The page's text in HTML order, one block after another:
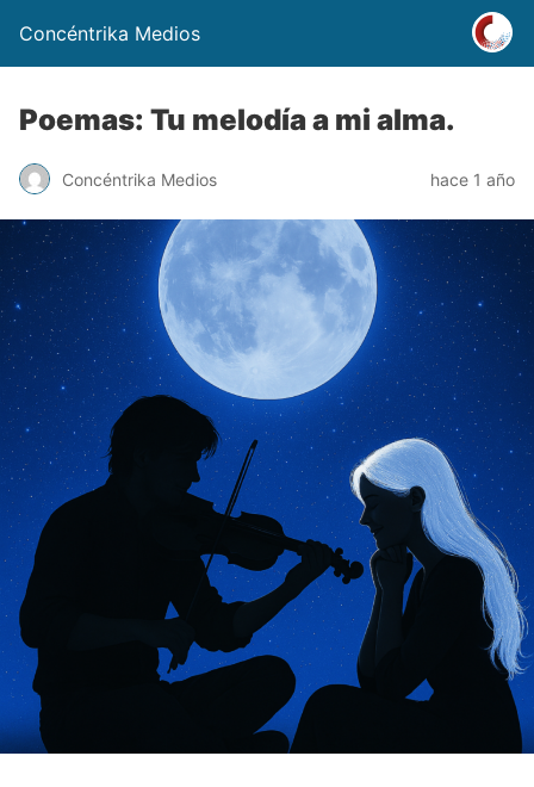
Concéntrika Medios
Poemas: Tu melodía a mi alma.
Concéntrika Medios hace 1 año